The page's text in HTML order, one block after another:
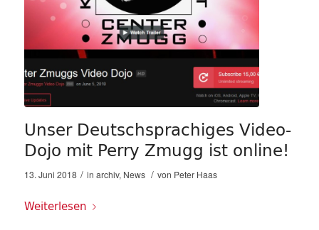
Unser Deutschsprachiges Video-
Dojo mit Perry Zmugg ist online!
13. Juni 2018 / in archiv, News / von Peter Haas
Weiterlesen